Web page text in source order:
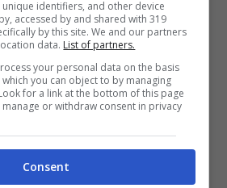
come
a
proprio
della Difesa?"
presidente del Senato
identifiers, and other device
accessed by and shared with 319
by this site. We and our partners
data. List of partners.
your personal data on the basis
you can object to by managing
for a link at the bottom of this page
or withdraw consent in privacy
Consent